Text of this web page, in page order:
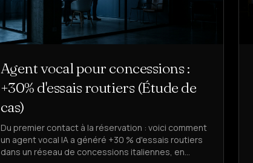
Agent vocal pour concessions :
+30% d'essais routiers (Étude de
cas)
Du premier contact à la réservation : voici comment
un agent vocal IA a généré +30 % d'essais routiers
dans un réseau de concessions italiennes, en